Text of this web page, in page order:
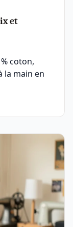
et
coton,
la main en